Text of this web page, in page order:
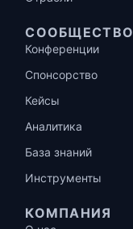
СООБЩЕСТВО
Конференции
Спонсорство
Кейсы
Аналитика
База знаний
Инструменты
КОМПАНИЯ